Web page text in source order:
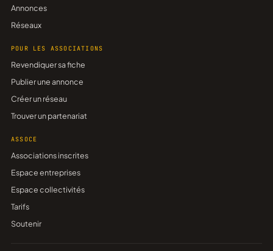
Annonces
Réseaux
POUR LES ASSOCIATIONS
Revendiquer sa fiche
Publier une annonce
Créer un réseau
Trouver un partenariat
ASSOCE
Associations inscrites
Espace entreprises
Espace collectivités
Tarifs
Soutenir